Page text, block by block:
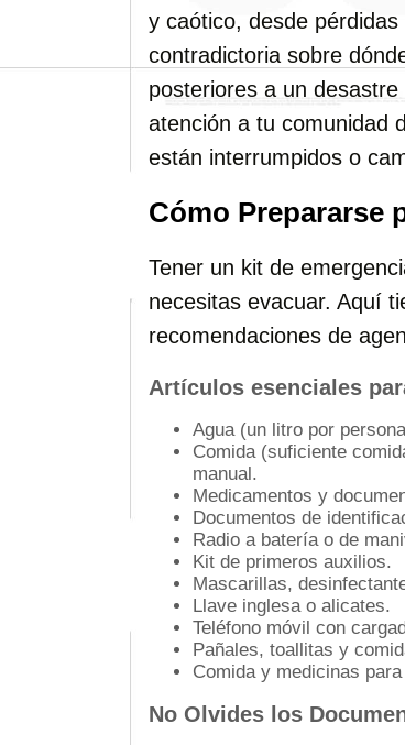
y caótico, desde
contradictoria sobre
posteriores a un
atención a tu comunidad
están interrumpidos o
Cómo Prepararse
Tener un kit de
necesitas evacuar. Aquí
recomendaciones de
Artículos esenciales
Agua (un litro por
Comida (suficiente
manual.
Medicamentos y
Documentos de
Radio a batería o de
Kit de primeros auxilios.
Mascarillas,
Llave inglesa o alicates.
Teléfono móvil con
Pañales, toallitas y
Comida y medicinas
No Olvides los